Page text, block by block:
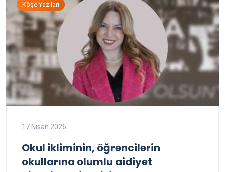
Köşe Yazıları
17 Nisan 2026
Okul ikliminin, öğrencilerin
okullarına olumlu aidiyet